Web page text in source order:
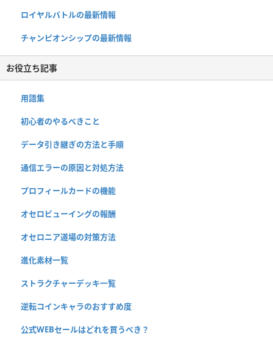
ロイヤルバトルの最新情報
チャンピオンシップの最新情報
お役立ち記事
用語集
初心者のやるべきこと
データ引き継ぎの方法と手順
通信エラーの原因と対処方法
プロフィールカードの機能
オセロビューイングの報酬
オセロニア道場の対策方法
進化素材一覧
ストラクチャーデッキ一覧
逆転コインキャラのおすすめ度
公式WEBセールはどれを買うべき？